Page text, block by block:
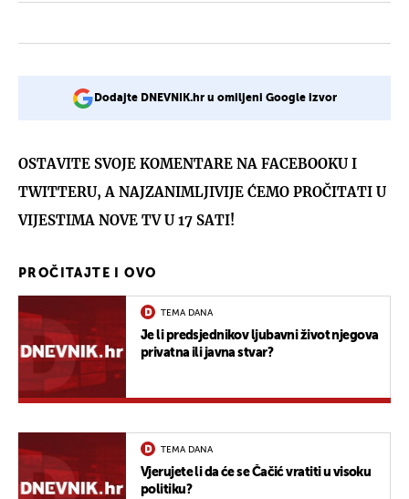
Dodajte DNEVNIK.hr u omiljeni Google izvor
OSTAVITE SVOJE KOMENTARE NA FACEBOOKU I
TWITTERU, A NAJZANIMLJIVIJE ĆEMO PROČITATI U
VIJESTIMA NOVE TV U 17 SATI!
PROČITAJTE I OVO
TEMA DANA
Je li predsjednikov ljubavni život njegova
privatna ili javna stvar?
TEMA DANA
Vjerujete li da će se Čačić vratiti u visoku
politiku?